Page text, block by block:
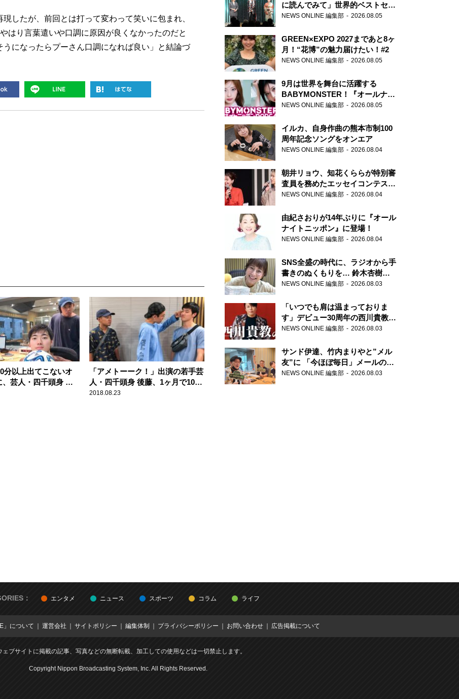
したが、前回とは打って変わって笑いに包まれ、
はり言葉遣いや口調に原因が良くなかったのだと
になったらプーさん口調になれば良い」と結論づ
分以上出てこないオ
、芸人・四千頭身 後
動とは
「アメトーーク！」出演の若手芸
人・四千頭身 後藤、1ヶ月で10kg
痩せたダイエット術を語る
2018.08.23
に読んでみて」世界的ベストセラ
ー『アナスタシア』を紹介
NEWS ONLINE 編集部 2026.08.05
GREEN×EXPO 2027まであと8ヶ
月！“花博”の魅力届けたい！#2
NEWS ONLINE 編集部 2026.08.05
9月は世界を舞台に活躍する
BABYMONSTER！『オールナイ
トニッポンPODCAST』月替わり
NEWS ONLINE 編集部 2026.08.05
イルカ、自身作曲の熊本市制100
周年記念ソングをオンエア
NEWS ONLINE 編集部 2026.08.04
朝井リョウ、知花くららが特別審
査員を務めたエッセイコンテスト
の特別番組「#いまあなたに伝え
NEWS ONLINE 編集部 2026.08.04
由紀さおりが14年ぶりに『オール
ナイトニッポン』に登場！
NEWS ONLINE 編集部 2026.08.04
SNS全盛の時代に、ラジオから手
書きのぬくもりを… 鈴木杏樹の
直筆はがきが届く！
郵便局
NEWS ONLINE 編集部 2026.08.03
「いつでも肩は温まっておりま
す」デビュー30周年の西川貴教が
『オールナイトニッポン』に登
NEWS ONLINE 編集部 2026.08.03
サンド伊達、竹内まりやと”メル
友”に 「今ほぼ毎日」メールのや
り取り明かす
NEWS ONLINE 編集部 2026.08.03
： エンタメ ニュース スポーツ コラム ライフ
」について 運営会社 サイトポリシー 編集体制 プライバシーポリシー お問い合わせ 広告掲載について
ェブサイトに掲載の記事、写真などの無断転載、加工しての使用などは一切禁止します。
Copyright Nippon Broadcasting System, Inc. All Rights Reserved.